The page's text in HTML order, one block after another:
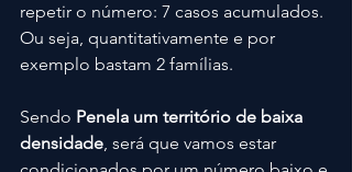
repetir o número: 7 casos acumulados.
Ou seja, quantitativamente e por
exemplo bastam 2 famílias.
Sendo Penela um território de baixa
densidade, será que vamos estar